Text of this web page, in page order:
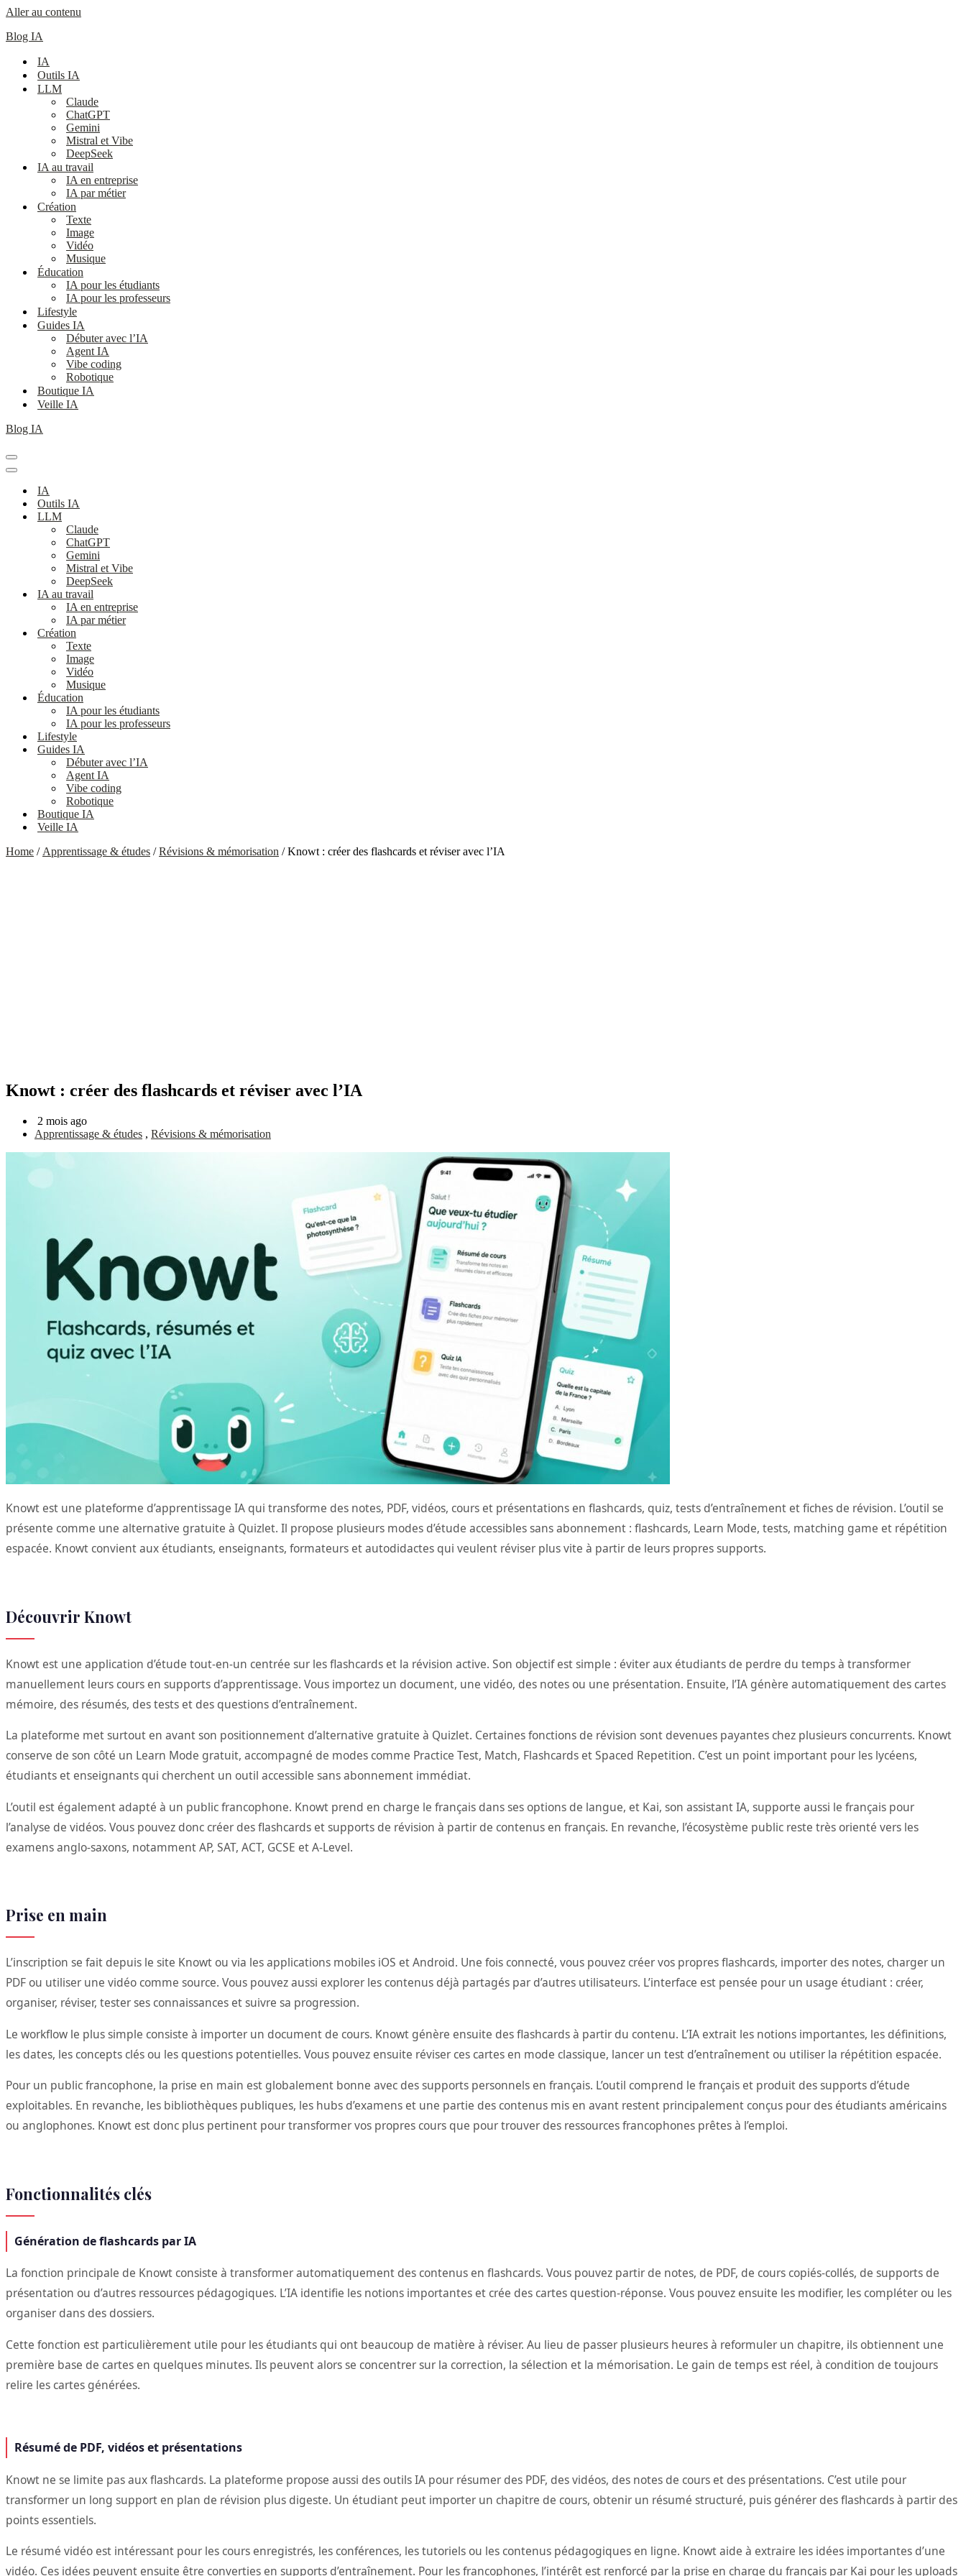
Aller au contenu
Blog IA
IA
Outils IA
LLM
Claude
ChatGPT
Gemini
Mistral et Vibe
DeepSeek
IA au travail
IA en entreprise
IA par métier
Création
Texte
Image
Vidéo
Musique
Éducation
IA pour les étudiants
IA pour les professeurs
Lifestyle
Guides IA
Débuter avec l’IA
Agent IA
Vibe coding
Robotique
Boutique IA
Veille IA
Blog IA
Menu
de
Menu
navigation
IA
Outils IA
LLM
Claude
ChatGPT
Gemini
Mistral et Vibe
DeepSeek
IA au travail
IA en entreprise
IA par métier
Création
Texte
Image
Vidéo
Musique
Éducation
IA pour les étudiants
IA pour les professeurs
Lifestyle
Guides IA
Débuter avec l’IA
Agent IA
Vibe coding
Robotique
Boutique IA
Veille IA
Home / Apprentissage & études /Révisions & mémorisation / Knowt : créer des flashcards et réviser avec l’IA
Knowt : créer des flashcards et réviser avec l’IA
2 mois ago
Apprentissage & études , Révisions & mémorisation
Knowt est une plateforme d’apprentissage IA qui transforme des notes, PDF, vidéos, cours et présentations en flashcards, quiz, tests d’entraînement et fiches de révision. L’outil se
présente comme une alternative gratuite à Quizlet. Il propose plusieurs modes d’étude accessibles sans abonnement : flashcards, Learn Mode, tests, matching game et répétition
espacée. Knowt convient aux étudiants, enseignants, formateurs et autodidactes qui veulent réviser plus vite à partir de leurs propres supports.
Découvrir Knowt
Knowt est une application d’étude tout-en-un centrée sur les flashcards et la révision active. Son objectif est simple : éviter aux étudiants de perdre du temps à transformer
manuellement leurs cours en supports d’apprentissage. Vous importez un document, une vidéo, des notes ou une présentation. Ensuite, l’IA génère automatiquement des cartes
mémoire, des résumés, des tests et des questions d’entraînement.
La plateforme met surtout en avant son positionnement d’alternative gratuite à Quizlet. Certaines fonctions de révision sont devenues payantes chez plusieurs concurrents. Knowt
conserve de son côté un Learn Mode gratuit, accompagné de modes comme Practice Test, Match, Flashcards et Spaced Repetition. C’est un point important pour les lycéens,
étudiants et enseignants qui cherchent un outil accessible sans abonnement immédiat.
L’outil est également adapté à un public francophone. Knowt prend en charge le français dans ses options de langue, et Kai, son assistant IA, supporte aussi le français pour
l’analyse de vidéos. Vous pouvez donc créer des flashcards et supports de révision à partir de contenus en français. En revanche, l’écosystème public reste très orienté vers les
examens anglo-saxons, notamment AP, SAT, ACT, GCSE et A-Level.
Prise en main
L’inscription se fait depuis le site Knowt ou via les applications mobiles iOS et Android. Une fois connecté, vous pouvez créer vos propres flashcards, importer des notes, charger un
PDF ou utiliser une vidéo comme source. Vous pouvez aussi explorer les contenus déjà partagés par d’autres utilisateurs. L’interface est pensée pour un usage étudiant : créer,
organiser, réviser, tester ses connaissances et suivre sa progression.
Le workflow le plus simple consiste à importer un document de cours. Knowt génère ensuite des flashcards à partir du contenu. L’IA extrait les notions importantes, les définitions,
les dates, les concepts clés ou les questions potentielles. Vous pouvez ensuite réviser ces cartes en mode classique, lancer un test d’entraînement ou utiliser la répétition espacée.
Pour un public francophone, la prise en main est globalement bonne avec des supports personnels en français. L’outil comprend le français et produit des supports d’étude
exploitables. En revanche, les bibliothèques publiques, les hubs d’examens et une partie des contenus mis en avant restent principalement conçus pour des étudiants américains
ou anglophones. Knowt est donc plus pertinent pour transformer vos propres cours que pour trouver des ressources francophones prêtes à l’emploi.
Fonctionnalités clés
Génération de flashcards par IA
La fonction principale de Knowt consiste à transformer automatiquement des contenus en flashcards. Vous pouvez partir de notes, de PDF, de cours copiés-collés, de supports de
présentation ou d’autres ressources pédagogiques. L’IA identifie les notions importantes et crée des cartes question-réponse. Vous pouvez ensuite les modifier, les compléter ou les
organiser dans des dossiers.
Cette fonction est particulièrement utile pour les étudiants qui ont beaucoup de matière à réviser. Au lieu de passer plusieurs heures à reformuler un chapitre, ils obtiennent une
première base de cartes en quelques minutes. Ils peuvent alors se concentrer sur la correction, la sélection et la mémorisation. Le gain de temps est réel, à condition de toujours
relire les cartes générées.
Résumé de PDF, vidéos et présentations
Knowt ne se limite pas aux flashcards. La plateforme propose aussi des outils IA pour résumer des PDF, des vidéos, des notes de cours et des présentations. C’est utile pour
transformer un long support en plan de révision plus digeste. Un étudiant peut importer un chapitre de cours, obtenir un résumé structuré, puis générer des flashcards à partir des
points essentiels.
Le résumé vidéo est intéressant pour les cours enregistrés, les conférences, les tutoriels ou les contenus pédagogiques en ligne. Knowt aide à extraire les idées importantes d’une
vidéo. Ces idées peuvent ensuite être converties en supports d’entraînement. Pour les francophones, l’intérêt est renforcé par la prise en charge du français par Kai pour les uploads